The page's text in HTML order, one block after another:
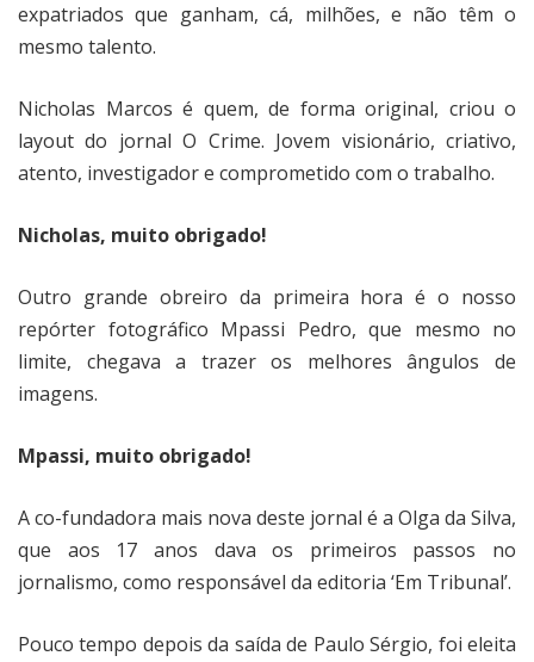
expatriados que ganham, cá, milhões, e não têm o
mesmo talento.
Nicholas Marcos é quem, de forma original, criou o
layout do jornal O Crime. Jovem visionário, criativo,
atento, investigador e comprometido com o trabalho.
Nicholas, muito obrigado!
Outro grande obreiro da primeira hora é o nosso
repórter fotográfico Mpassi Pedro, que mesmo no
limite, chegava a trazer os melhores ângulos de
imagens.
Mpassi, muito obrigado!
A co-fundadora mais nova deste jornal é a Olga da Silva,
que aos 17 anos dava os primeiros passos no
jornalismo, como responsável da editoria ‘Em Tribunal’.
Pouco tempo depois da saída de Paulo Sérgio, foi eleita